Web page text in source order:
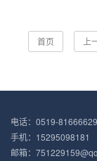
首页 上
电话：0519-
手机：15295098181
邮箱：